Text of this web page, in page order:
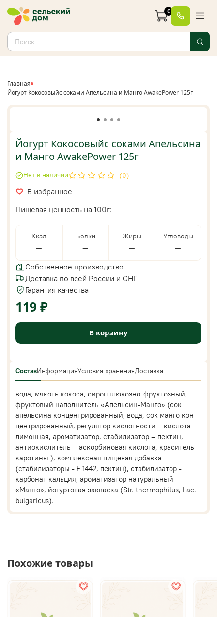
0
Главная
Йогурт Кокосовыйс соками Апельсина и Манго AwakePower 125г
Йогурт Кокосовыйс соками Апельсина
и Манго AwakePower 125г
(0)
В избранное
Нет в наличии
Пищевая ценность на 100г:
Ккал
—
Белки
—
Жиры
—
Углеводы
—
Собственное производство
Доставка по всей России и СНГ
Гарантия качества
119 ₽
В корзину
СоставИнформацияУсловия храненияДоставка
вода, мякоть кокоса, сироп глюкозно-фруктозный,
фруктовый наполнитель «Апельсин-Манго» (сок
апельсина концентрированный, вода, сок манго кон-
центрированный, регулятор кислотности – кислота
лимонная, ароматизатор, стабилизатор – пектин,
антиокислитель – аскорбиновая кислота, краситель -
каротины ), комплексная пищевая добавка
(стабилизаторы - Е 1442, пектин), стабилизатор -
карбонат кальция, ароматизатор натуральный
«Манго», йогуртовая закваска (Str. thermophilus, Lac.
bulgaricus).
Похожие товары